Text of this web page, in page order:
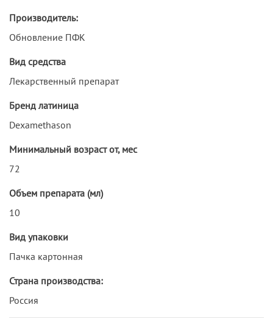
Производитель:
Обновление ПФК
Вид средства
Лекарственный препарат
Бренд латиница
Dexamethason
Минимальный возраст от, мес
72
Объем препарата (мл)
10
Вид упаковки
Пачка картонная
Страна производства:
Россия